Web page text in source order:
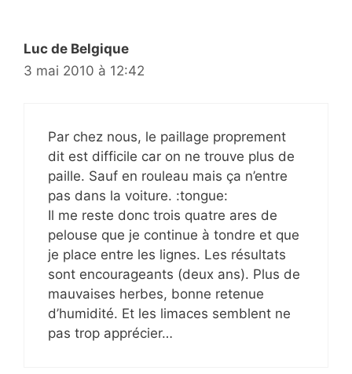
Luc de Belgique
3 mai 2010 à 12:42
Par chez nous, le paillage proprement
dit est difficile car on ne trouve plus de
paille. Sauf en rouleau mais ça n’entre
pas dans la voiture. :tongue:
Il me reste donc trois quatre ares de
pelouse que je continue à tondre et que
je place entre les lignes. Les résultats
sont encourageants (deux ans). Plus de
mauvaises herbes, bonne retenue
d’humidité. Et les limaces semblent ne
pas trop apprécier…